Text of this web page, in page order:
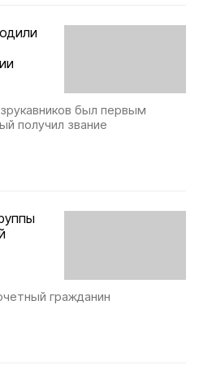
был первым
получил звание
гражданин